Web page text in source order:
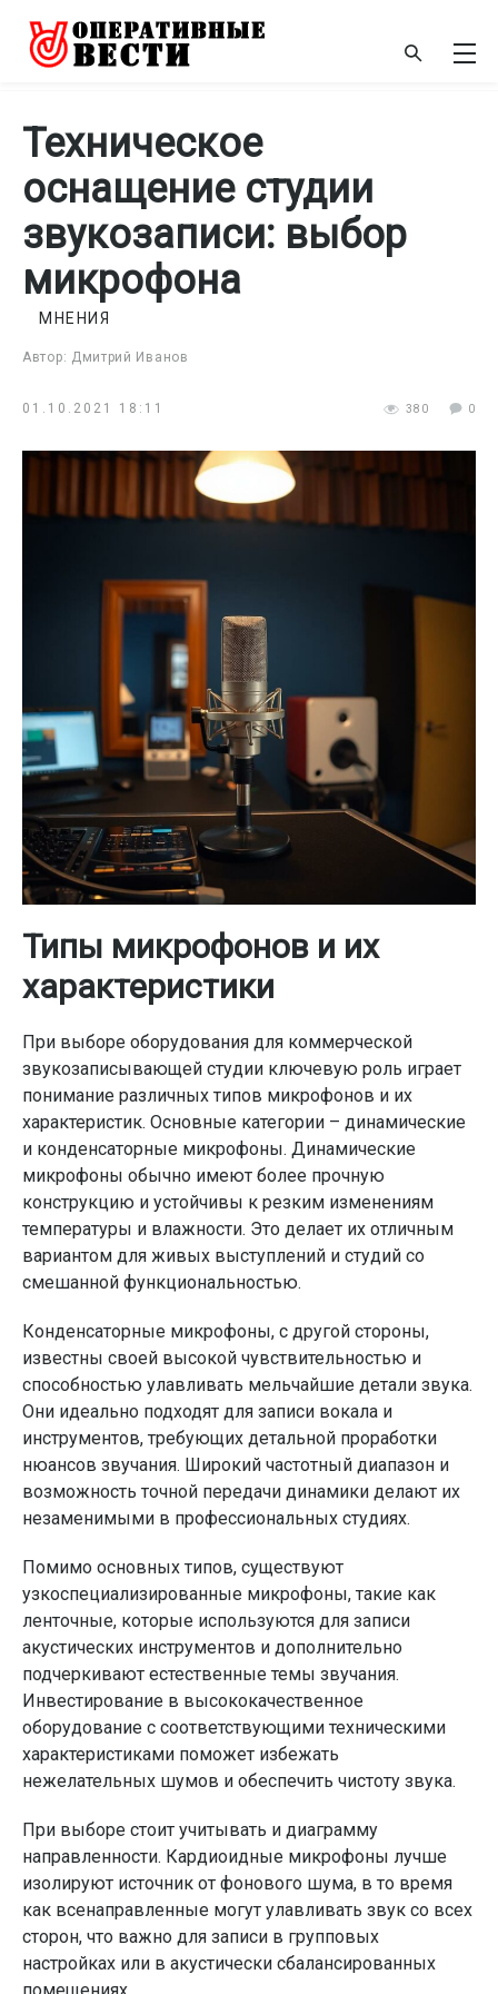
Техническое
оснащение студии
звукозаписи: выбор
микрофона
Автор: Дмитрий Иванов
МНЕНИЯ
01.10.2021 18:11 380 0
Типы микрофонов и их
характеристики
При выборе оборудования для коммерческой
звукозаписывающей студии ключевую роль играет
понимание различных типов микрофонов и их
характеристик. Основные категории – динамические
и конденсаторные микрофоны. Динамические
микрофоны обычно имеют более прочную
конструкцию и устойчивы к резким изменениям
температуры и влажности. Это делает их отличным
вариантом для живых выступлений и студий со
смешанной функциональностью.
Конденсаторные микрофоны, с другой стороны,
известны своей высокой чувствительностью и
способностью улавливать мельчайшие детали звука.
Они идеально подходят для записи вокала и
инструментов, требующих детальной проработки
нюансов звучания. Широкий частотный диапазон и
возможность точной передачи динамики делают их
незаменимыми в профессиональных студиях.
Помимо основных типов, существуют
узкоспециализированные микрофоны, такие как
ленточные, которые используются для записи
акустических инструментов и дополнительно
подчеркивают естественные темы звучания.
Инвестирование в высококачественное
оборудование с соответствующими техническими
характеристиками поможет избежать
нежелательных шумов и обеспечить чистоту звука.
При выборе стоит учитывать и диаграмму
направленности. Кардиоидные микрофоны лучше
изолируют источник от фонового шума, в то время
как всенаправленные могут улавливать звук со всех
сторон, что важно для записи в групповых
настройках или в акустически сбалансированных